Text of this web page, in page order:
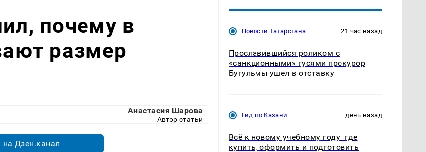
почему в
размер
Анастасия Шарова
Автор статьи
на Дзен.канал
Новости Татарстана 21 час назад
Прославившийся роликом с
«санкционными» гусями прокурор
Бугульмы ушел в отставку
Гид по Казани день назад
Всё к новому учебному году: где
купить, оформить и подготовить